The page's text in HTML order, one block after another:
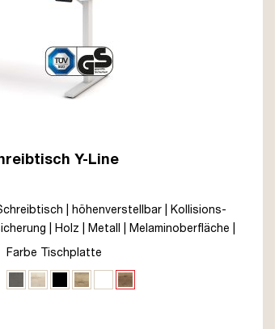
Y-Line
| höhenverstellbar | Kollisions-
| Holz | Metall | Melaminoberfläche |
| unmontiert | TÜV© mobiles Arbeiten |
Farbe Tischplatte
Sichtbeton Anthrazit
Eiche Polar
Schwarz
Eiche Natura
Signalweiß
Eiche Tabak